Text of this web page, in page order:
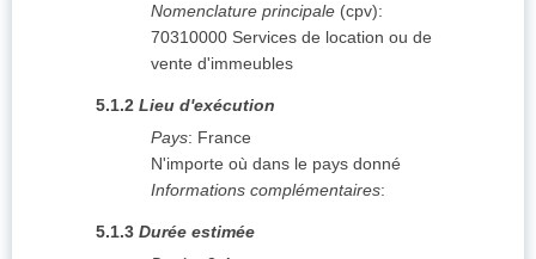
Nomenclature principale (cpv):
70310000 Services de location ou de
vente d'immeubles
5.1.2 Lieu d'exécution
Pays: France
N'importe où dans le pays donné
Informations complémentaires:
5.1.3 Durée estimée